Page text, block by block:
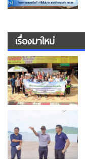
เรื่องมาใหม่